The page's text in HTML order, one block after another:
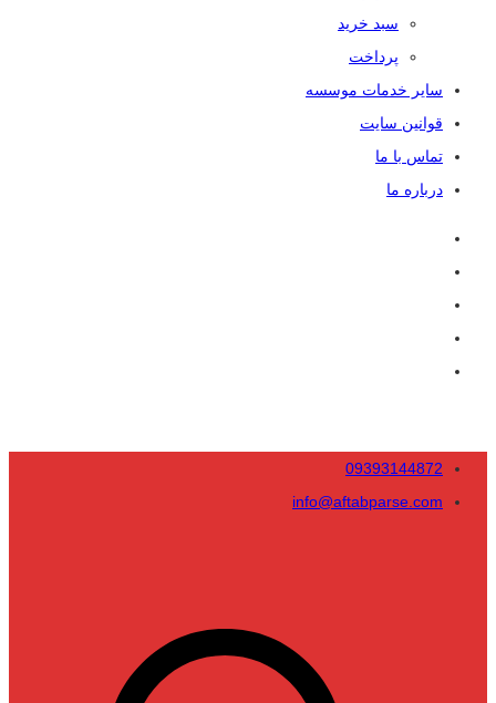
سبد خرید
پرداخت
سایر خدمات موسسه
قوانین سایت
تماس با ما
درباره ما
09393144872
info@aftabparse.com